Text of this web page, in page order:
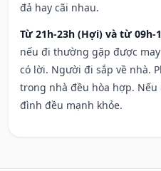
đả hay cãi nhau.
Từ 21h-23h (Hợi) và từ 09h-
nếu đi thường gặp được
có lời. Người đi sắp về nhà.
trong nhà đều hòa hợp. Nếu
đình đều mạnh khỏe.